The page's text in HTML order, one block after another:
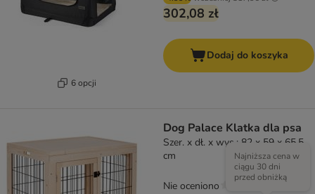
6 opcji
302,08 zł
Dodaj do koszyka
Dog Palace Klatka dla psa
Szer. x dł. x wys.: 82 x 59 x 65,5
cm
Najniższa cena w
ciągu 30 dni
przed obniżką
Nie oceniono